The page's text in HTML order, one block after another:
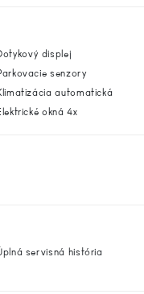
displej
senzory
automatická
okná 4x
servisná história